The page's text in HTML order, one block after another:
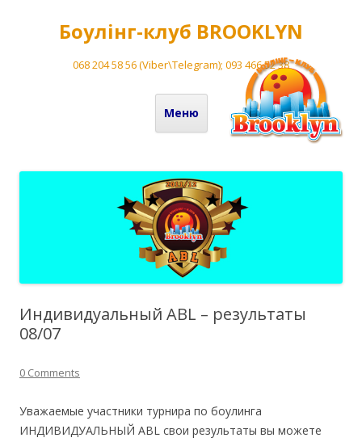
Боулінг-клуб BROOKLYN
068 204 58 56 (Viber\Telegram); 093 466 52 38
Меню
Перейти до вмісту
Индивидуальный ABL – результаты
08/07
0 Comments
Уважаемые участники турнира по боулинга
ИНДИВИДУАЛЬНЫЙ АВL свои результаты вы можете